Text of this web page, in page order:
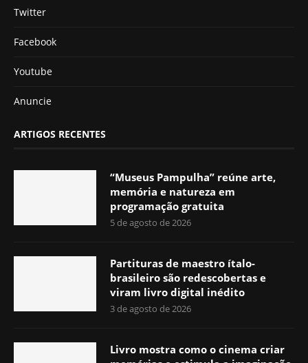
Twitter
Facebook
Youtube
Anuncie
ARTIGOS RECENTES
“Museus Pampulha” reúne arte,
memória e natureza em
programação gratuita
5 de agosto de 2026
Partituras de maestro ítalo-
brasileiro são redescobertas e
viram livro digital inédito
3 de agosto de 2026
Livro mostra como o cinema criar